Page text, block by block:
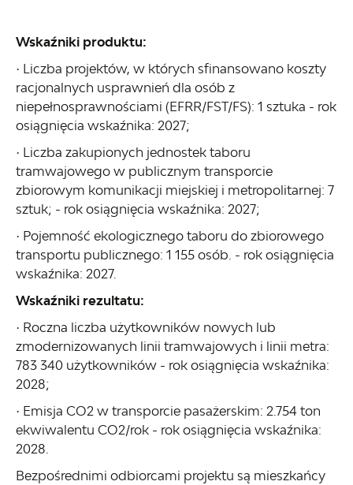
Wskaźniki produktu:
· Liczba projektów, w których sfinansowano koszty
racjonalnych usprawnień dla osób z
niepełnosprawnościami (EFRR/FST/FS): 1 sztuka - rok
osiągnięcia wskaźnika: 2027;
· Liczba zakupionych jednostek taboru
tramwajowego w publicznym transporcie
zbiorowym komunikacji miejskiej i metropolitarnej: 7
sztuk; - rok osiągnięcia wskaźnika: 2027;
· Pojemność ekologicznego taboru do zbiorowego
transportu publicznego: 1 155 osób. - rok osiągnięcia
wskaźnika: 2027.
Wskaźniki rezultatu:
· Roczna liczba użytkowników nowych lub
zmodernizowanych linii tramwajowych i linii metra:
783 340 użytkowników - rok osiągnięcia wskaźnika:
2028;
· Emisja CO2 w transporcie pasażerskim: 2.754 ton
ekwiwalentu CO2/rok - rok osiągnięcia wskaźnika:
2028.
Bezpośrednimi odbiorcami projektu są mieszkańcy